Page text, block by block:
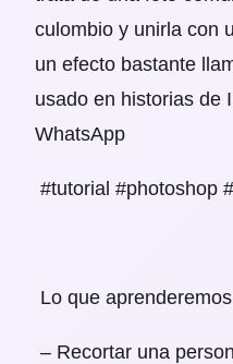
culombio y unirla con
un efecto bastante
usado en historias de
WhatsApp
#tutorial #photoshop
Lo que
– Recortar una